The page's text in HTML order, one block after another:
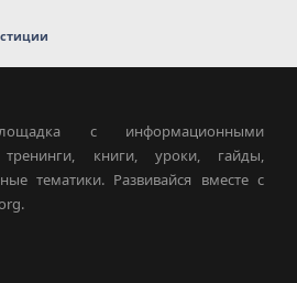
с информационными
книги, уроки, гайды,
тематики. Развивайся вместе с